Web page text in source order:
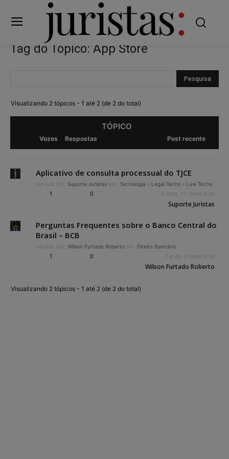
Tag do Tópico: App Store
Visualizando 2 tópicos - 1 até 2 (de 2 do total)
TÓPICO
Vozes Respostas Post recente
Aplicativo de consulta processual do TJCE
Iniciado por: Suporte Juristas em: Tecnologia – Legal Techs – Law Techs
1 0 6 anos, 11 meses atrás
Suporte Juristas
Perguntas Frequentes sobre o Banco Central do
Brasil – BCB
Iniciado por: Wilson Furtado Roberto em: Direito Bancário
1 0 7 anos, 4 meses atrás
Wilson Furtado Roberto
Visualizando 2 tópicos - 1 até 2 (de 2 do total)